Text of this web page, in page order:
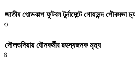
জাতীয় গোল্ডকাপ ফুটবল টুর্নামেন্টে গোয়ালন্দ পৌরসভা
৩
দৌলতদিয়ায় যৌনকর্মীর রহস্যজনক মৃত্যু
৪